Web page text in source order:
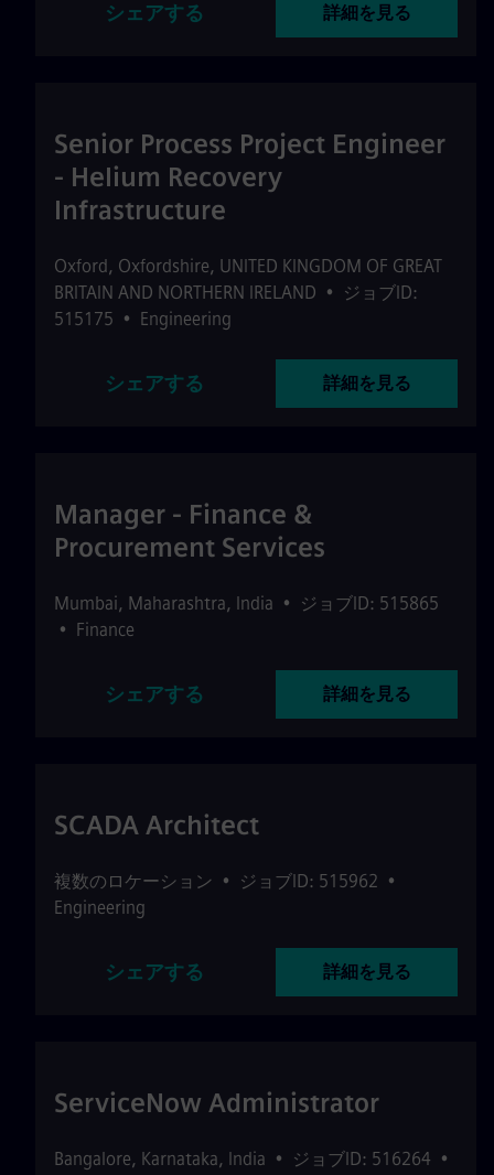
シェアする 詳細を見る
Senior Process Project Engineer
- Helium Recovery
Infrastructure
Oxford, Oxfordshire, UNITED KINGDOM OF GREAT
BRITAIN AND NORTHERN IRELAND •
ジョブID:
515175 • Engineering
シェアする 詳細を見る
Manager - Finance &
Procurement Services
Mumbai, Maharashtra, India •
ジョブID: 515865
• Finance
シェアする 詳細を見る
SCADA Architect
複数のロケーション • ジョブID: 515962 •
Engineering
シェアする 詳細を見る
ServiceNow Administrator
Bangalore, Karnataka, India • ジョブID: 516264 •